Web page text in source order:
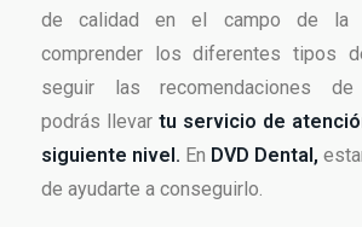
de calidad en el campo de la
comprender los diferentes tipos
seguir las recomendaciones de
podrás llevar tu servicio de
siguiente nivel. En DVD Dental,
de ayudarte a conseguirlo.